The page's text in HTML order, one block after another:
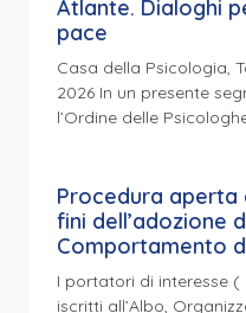
Atlante. Dialoghi
pace
Casa della Psicologia,
2026 In un presente
l’Ordine delle
Procedura aperta
fini dell’adozione
Comportamento
I portatori di interesse (
iscritti all’Albo,